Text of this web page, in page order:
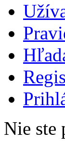
Nie ste